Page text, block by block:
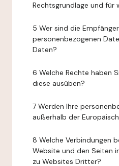
Rechtsgrundlage und für
5 Wer sind die
personenbezogenen
Daten?
6 Welche Rechte haben
diese ausüben?
7 Werden Ihre
außerhalb der
8 Welche Verbindungen
Website und den Seiten
zu Websites Dritter?